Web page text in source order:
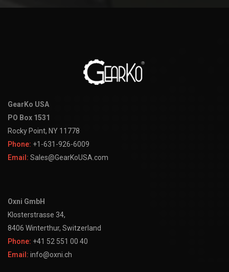
GearKo USA
PO Box 1531
Rocky Point, NY 11778
Phone: +1-631-926-6009
Email: Sales@GearKoUSA.com
Oxni GmbH
Klosterstrasse 34,
8406 Winterthur, Switzerland
Phone: +41 52 551 00 40
Email: info@oxni.ch